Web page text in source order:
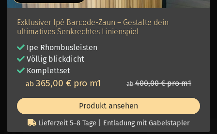
Exklusiver Ipé Barcode-Zaun – Gestalte dein
ultimatives Senkrechtes Linienspiel
Ipe Rhombusleisten
Völlig blickdicht
Komplettset
ab365,00 € pro m1 ab400,00 € pro m1
Produkt ansehen
Lieferzeit 5–8 Tage | Entladung mit Gabelstapler